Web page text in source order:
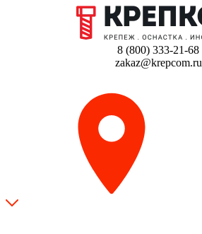
8 (800) 333-21-68
zakaz@krepcom.ru